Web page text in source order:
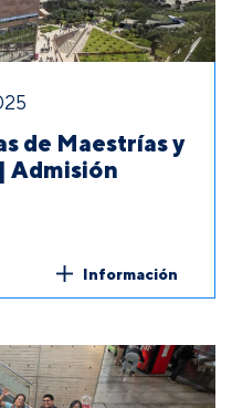
de Maestrías y
Admisión
Información